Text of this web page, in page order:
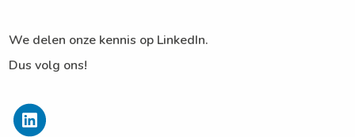
We delen onze kennis op LinkedIn.
Dus volg ons!